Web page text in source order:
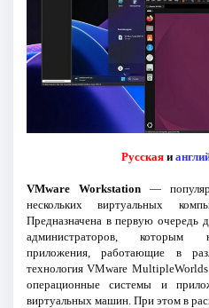
Русская и
VMware Workstation—
нескольких виртуальных
Предназначена в первую очередь
администраторов, которым
приложения, работающие в
технология VMware
операционные системы и
виртуальных машин. При этом в